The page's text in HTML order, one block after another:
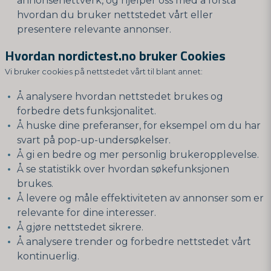
hvordan du bruker nettstedet vårt eller
presentere relevante annonser.
Hvordan nordictest.no bruker Cookies
Vi bruker cookies på nettstedet vårt til blant annet:
Å analysere hvordan nettstedet brukes og
forbedre dets funksjonalitet.
Å huske dine preferanser, for eksempel om du har
svart på pop-up-undersøkelser.
Å gi en bedre og mer personlig brukeropplevelse.
Å se statistikk over hvordan søkefunksjonen
brukes.
Å levere og måle effektiviteten av annonser som er
relevante for dine interesser.
Å gjøre nettstedet sikrere.
Å analysere trender og forbedre nettstedet vårt
kontinuerlig.